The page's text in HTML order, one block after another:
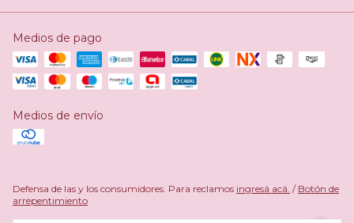
Medios de pago
Medios de envío
Defensa de las y los consumidores. Para reclamos ingresá acá. / Botón de
arrepentimiento